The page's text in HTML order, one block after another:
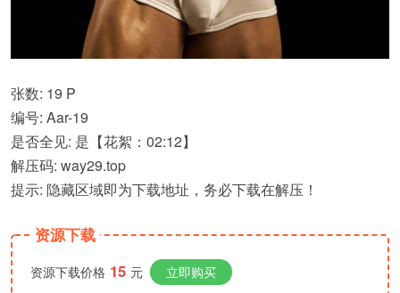
张数: 19 P
编号: Aar-19
是否全见: 是【花絮：02:12】
解压码: way29.top
提示: 隐藏区域即为下载地址，务必下载在解压！
资源下载
资源下载价格 15 元 立即购买